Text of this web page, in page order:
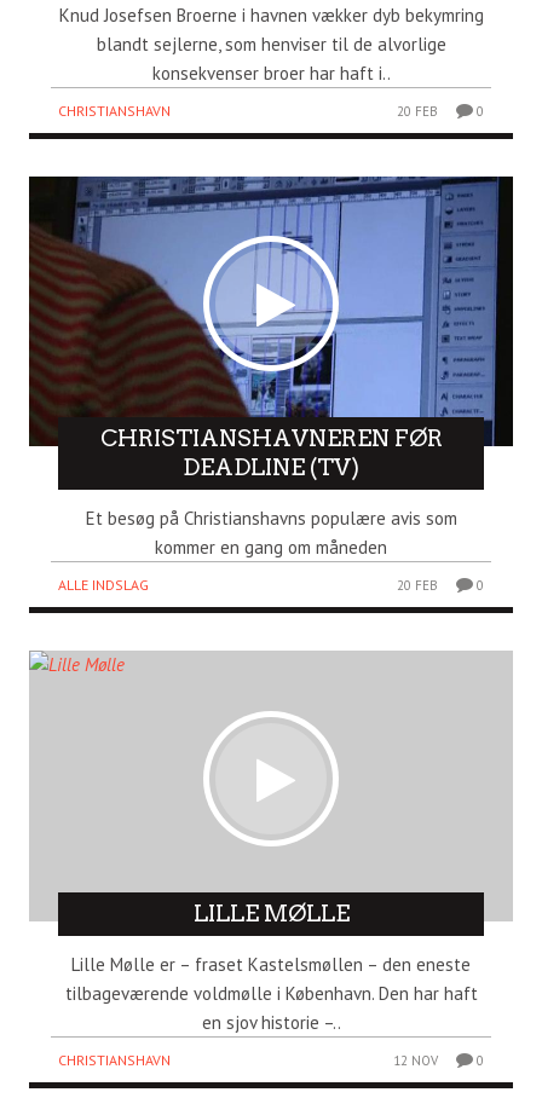
Knud Josefsen Broerne i havnen vækker dyb bekymring
blandt sejlerne, som henviser til de alvorlige
konsekvenser broer har haft i..
CHRISTIANSHAVN 20 FEB 0
CHRISTIANSHAVNEREN FØR
DEADLINE (TV)
Et besøg på Christianshavns populære avis som
kommer en gang om måneden
ALLE INDSLAG 20 FEB 0
LILLE MØLLE
Lille Mølle er – fraset Kastelsmøllen – den eneste
tilbageværende voldmølle i København. Den har haft
en sjov historie –..
CHRISTIANSHAVN 12 NOV 0